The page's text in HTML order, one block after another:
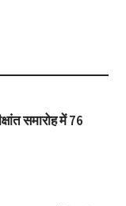
समारोह में 76